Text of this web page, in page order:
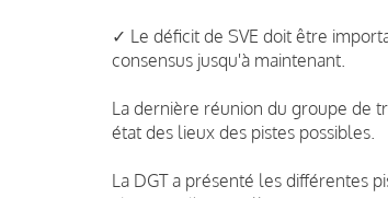
✓ Le déficit de SVE doit être
consensus jusqu'à maintenant.
La dernière réunion du groupe de
état des lieux des pistes possibles.
La DGT a présenté les différentes